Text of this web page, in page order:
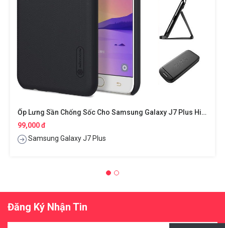
Ốp Lưng Sần Chống Sốc Cho Samsung Galaxy J7 Plus Hiệu Nillkin Super Frosted Shield
99,000 đ
Samsung Galaxy J7 Plus
Đăng Ký Nhận Tin